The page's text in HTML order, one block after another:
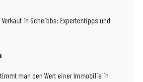
in Scheibbs: Expertentipps und
man den Wert einer Immobilie in